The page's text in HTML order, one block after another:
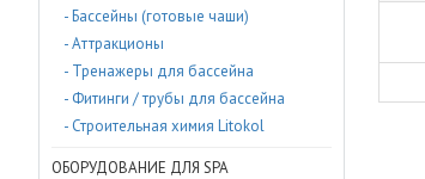
- Бассейны (готовые чаши)
- Аттракционы
- Тренажеры для бассейна
- Фитинги / трубы для бассейна
- Строительная химия Litokol
ОБОРУДОВАНИЕ ДЛЯ SPA